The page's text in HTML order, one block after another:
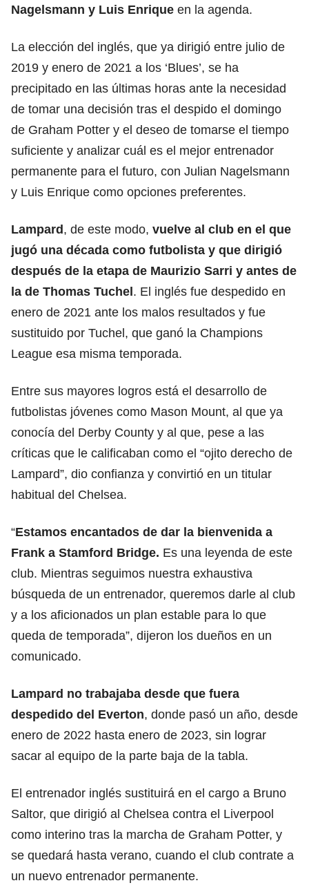
Nagelsmann y Luis Enrique en la agenda.
La elección del inglés, que ya dirigió entre julio de
2019 y enero de 2021 a los ‘Blues’, se ha
precipitado en las últimas horas ante la necesidad
de tomar una decisión tras el despido el domingo
de Graham Potter y el deseo de tomarse el tiempo
suficiente y analizar cuál es el mejor entrenador
permanente para el futuro, con Julian Nagelsmann
y Luis Enrique como opciones preferentes.
Lampard, de este modo, vuelve al club en el que
jugó una década como futbolista y que dirigió
después de la etapa de Maurizio Sarri y antes de
la de Thomas Tuchel. El inglés fue despedido en
enero de 2021 ante los malos resultados y fue
sustituido por Tuchel, que ganó la Champions
League esa misma temporada.
Entre sus mayores logros está el desarrollo de
futbolistas jóvenes como Mason Mount, al que ya
conocía del Derby County y al que, pese a las
críticas que le calificaban como el “ojito derecho de
Lampard”, dio confianza y convirtió en un titular
habitual del Chelsea.
“Estamos encantados de dar la bienvenida a
Frank a Stamford Bridge. Es una leyenda de este
club. Mientras seguimos nuestra exhaustiva
búsqueda de un entrenador, queremos darle al club
y a los aficionados un plan estable para lo que
queda de temporada”, dijeron los dueños en un
comunicado.
Lampard no trabajaba desde que fuera
despedido del Everton, donde pasó un año, desde
enero de 2022 hasta enero de 2023, sin lograr
sacar al equipo de la parte baja de la tabla.
El entrenador inglés sustituirá en el cargo a Bruno
Saltor, que dirigió al Chelsea contra el Liverpool
como interino tras la marcha de Graham Potter, y
se quedará hasta verano, cuando el club contrate a
un nuevo entrenador permanente.